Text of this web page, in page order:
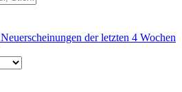
Neuerscheinungen der letzten 4 Wochen